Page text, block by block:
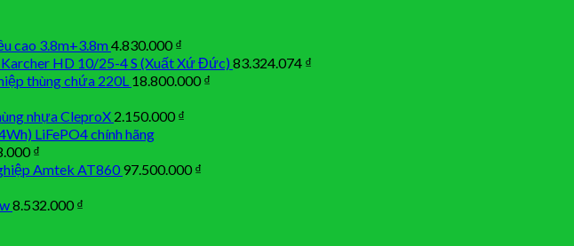
cao 3.8m+3.8m4.830.000₫
HD 10/25-4 S (Xuất Xứ Đức) 83.324.074 ₫
thùng chứa 220L 18.800.000₫
nhựa CleproX 2.150.000₫
LiFePO4 chính hãng
₫
Amtek AT860 97.500.000₫
8.532.000₫